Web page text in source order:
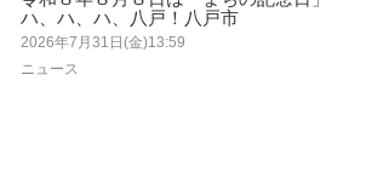
ハ、ハ、ハ、八戸！八戸市
2026年7月31日(金)13:59
ニュース